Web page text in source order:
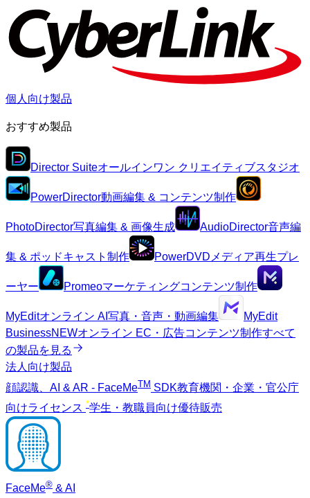
個人向け製品
おすすめ製品
Director Suiteオールインワン クリエイティブスタジオ
PowerDirector動画編集 & コンテンツ制作
PhotoDirector写真編集 & 画像生成 AudioDirector音声編
集 & ポッドキャスト制作 PowerDVD メディア再生プレ
ーヤー Promeoマーケティングコンテンツ制作
MyEditオンライン AI写真・音声・動画編集
MyEdit
BusinessNEWオンライン EC・広告コンテンツ制作すべて
の製品を見る
法人向け製品
顔認識、AI & AR - FaceMeTM SDK教育機関・企業・官公庁
向けライセンス *学生・教職員向け優待販売
FaceMe® & AI